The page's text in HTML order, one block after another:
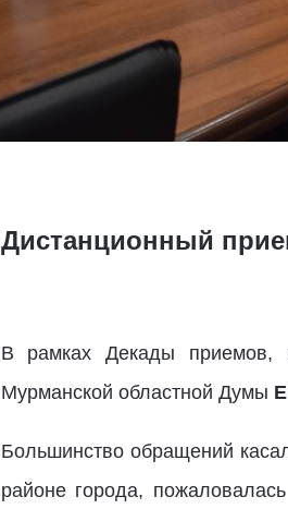
Дистанционный
В рамках Декады приемов,
Мурманской областной Думы
Большинство обращений
районе города,